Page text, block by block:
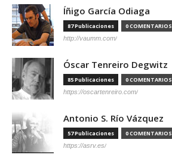
Íñigo García Odiaga
87 Publicaciones 0 COMENTARIOS
http://vaumm.com/
Óscar Tenreiro Degwitz
85 Publicaciones 0 COMENTARIOS
https://oscartenreiro.com/
Antonio S. Río Vázquez
57 Publicaciones 0 COMENTARIOS
https://asrv.es/